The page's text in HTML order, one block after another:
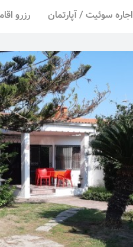
اجاره سوئیت / آپارتمان رزرو